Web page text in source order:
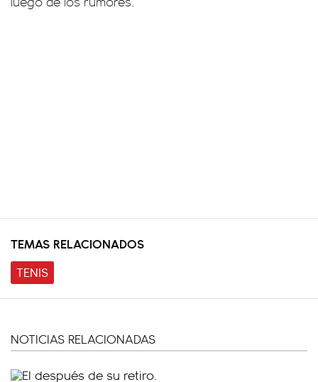
TEMAS RELACIONADOS
TENIS
NOTICIAS RELACIONADAS